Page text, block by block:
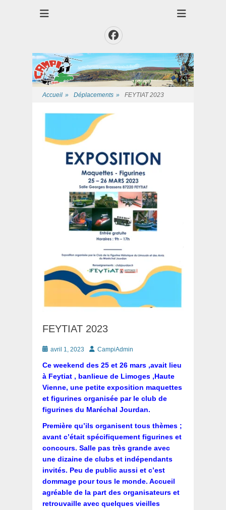
Club CAMPI
Facebook
Accueil » Déplacements » FEYTIAT 2023
FEYTIAT 2023
Postéavril 1, 2023 AuteurCampiAdmin
Ce weekend des 25 et 26 mars ,avait lieu
à Feytiat , banlieue de Limoges ,Haute
Vienne, une petite exposition maquettes
et figurines organisée par le club de
figurines du Maréchal Jourdan.
Première qu’ils organisent tous thèmes ;
avant c’était spécifiquement figurines et
concours. Salle pas très grande avec
une dizaine de clubs et indépendants
invités. Peu de public aussi et c’est
dommage pour tous le monde. Accueil
agréable de la part des organisateurs et
retrouvaille avec quelques vieilles